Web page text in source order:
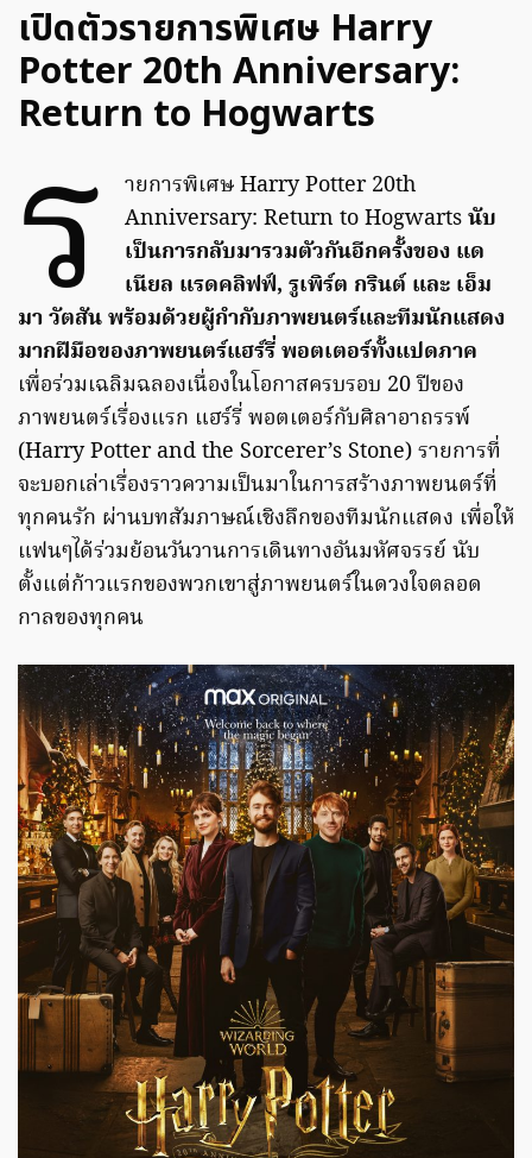
เปิดตัวรายการพิเศษ Harry
Potter 20th Anniversary:
Return to Hogwarts
ร
ายการพิเศษ Harry Potter 20th
Anniversary: Return to Hogwartsนับ
เป็นการกลับมารวมตัวกันอีกครั้งของ แด
เนียล แรดคลิฟฟ์, รูเพิร์ต กรินต์ และ เอ็ม
มา วัตสัน พร้อมด้วยผู้กำกับภาพยนตร์และทีมนักแสดง
มากฝีมือของภาพยนตร์แฮร์รี่ พอตเตอร์ทั้งแปดภาค
เพื่อร่วมเฉลิมฉลองเนื่องในโอกาสครบรอบ 20 ปีของ
ภาพยนตร์เรื่องแรก แฮร์รี่ พอตเตอร์กับศิลาอาถรรพ์
(Harry Potter and the Sorcerer’s Stone) รายการที่
จะบอกเล่าเรื่องราวความเป็นมาในการสร้างภาพยนตร์ที่
ทุกคนรัก ผ่านบทสัมภาษณ์เชิงลึกของทีมนักแสดง เพื่อให้
แฟนๆได้ร่วมย้อนวันวานการเดินทางอันมหัศจรรย์ นับ
ตั้งแต่ก้าวแรกของพวกเขาสู่ภาพยนตร์ในดวงใจตลอด
กาลของทุกคน